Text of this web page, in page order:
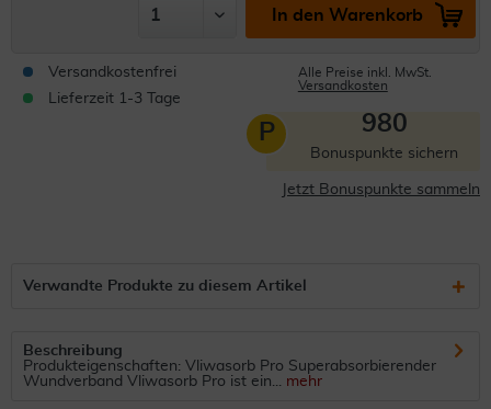
In den Warenkorb
Versandkostenfrei
Lieferzeit 1-3 Tage
Alle Preise inkl. MwSt.
Versandkosten
P 980
Bonuspunkte sichern
Jetzt Bonuspunkte sammeln
Verwandte Produkte zu diesem Artikel
Beschreibung
Produkteigenschaften: Vliwasorb Pro Superabsorbierender
Wundverband Vliwasorb Pro ist ein... mehr